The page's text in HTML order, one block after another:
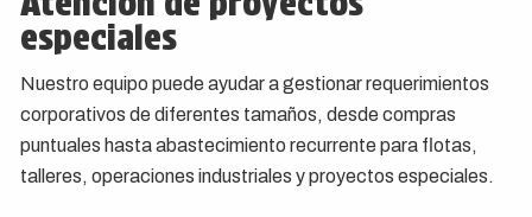
especiales
Nuestro equipo puede ayudar a gestionar requerimientos
corporativos de diferentes tamaños, desde compras
puntuales hasta abastecimiento recurrente para flotas,
talleres, operaciones industriales y proyectos especiales.